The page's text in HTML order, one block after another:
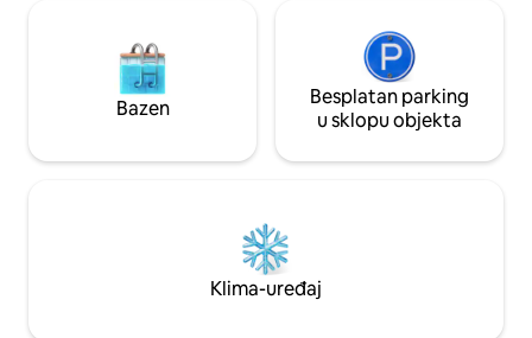
Bazen
Besplatan parking
u sklopu objekta
Klima-uređaj